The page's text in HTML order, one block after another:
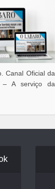
Canal Oficial da
– A serviço da